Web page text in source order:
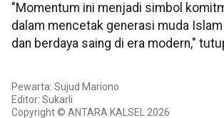
"Momentum ini menjadi simbol
dalam mencetak generasi muda Islam
dan berdaya saing di era modern,"
Pewarta: Sujud Mariono
Editor: Sukarli
Copyright © ANTARA KALSEL 2026